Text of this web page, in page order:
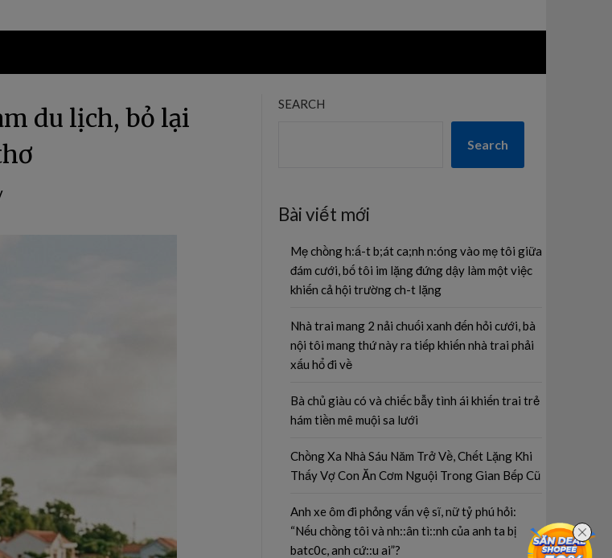
du lịch, bỏ lại
SEARCH
Search
Bài viết mới
Mẹ chồng h:ấ-t b;át ca;nh n:óng vào mẹ tôi giữa
đám cưới, bố tôi im lặng đứng dậy làm một việc
khiến cả hội trường ch-t lặng
Nhà trai mang 2 nải chuối xanh đến hỏi cưới, bà
nội tôi mang thứ này ra tiếp khiến nhà trai phải
xấu hổ đi về
Bà chủ giàu có và chiếc bẫy tình ái khiến trai trẻ
hám tiền mê muội sa lưới
Chồng Xa Nhà Sáu Năm Trở Về, Chết Lặng Khi
Thấy Vợ Con Ăn Cơm Nguội Trong Gian Bếp Cũ
Anh xe ôm đi phỏng vấn vệ sĩ, nữ tỷ phú hỏi:
“Nếu chồng tôi và nh::ân tì::nh của anh ta bị
batc0c, anh cứ::u ai”?